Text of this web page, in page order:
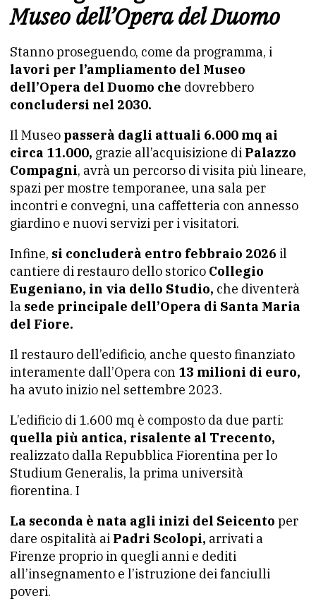
Museo dell’Opera del Duomo
Stanno proseguendo, come da programma, i
lavori per l’ampliamento del Museo
dell’Opera del Duomo che dovrebbero
concludersi nel 2030.
Il Museo passerà dagli attuali 6.000 mq ai
circa 11.000, grazie all’acquisizione di Palazzo
Compagni, avrà un percorso di visita più lineare,
spazi per mostre temporanee, una sala per
incontri e convegni, una caffetteria con annesso
giardino e nuovi servizi per i visitatori.
Infine, si concluderà entro febbraio 2026 il
cantiere di restauro dello storico Collegio
Eugeniano, in via dello Studio, che diventerà
la sede principale dell’Opera di Santa Maria
del Fiore.
Il restauro dell’edificio, anche questo finanziato
interamente dall’Opera con 13 milioni di euro,
ha avuto inizio nel settembre 2023.
L’edificio di 1.600 mq è composto da due parti:
quella più antica, risalente al Trecento,
realizzato dalla Repubblica Fiorentina per lo
Studium Generalis, la prima università
fiorentina. I
La seconda è nata agli inizi del Seicento per
dare ospitalità ai Padri Scolopi, arrivati a
Firenze proprio in quegli anni e dediti
all’insegnamento e l’istruzione dei fanciulli
poveri.